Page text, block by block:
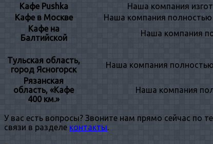
Кафе Pushka
Наша компания
Кафе в Москве
Наша компания полностью
Кафе на
Балтийской
Наша компания
Тульская область,
город Ясногорск
Наша компания
Рязанская
область, «Кафе
400 км.»
Наша компания
У вас есть вопросы? Звоните нам прямо сейчас по
связи в разделе контакты.